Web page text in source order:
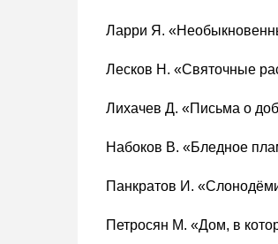
Ларри Я.
Лесков Н. «Святочные
Лихачев Д. «Письма о
Набоков В. «Бледное
Панкратов И.
Петросян М. «Дом, в